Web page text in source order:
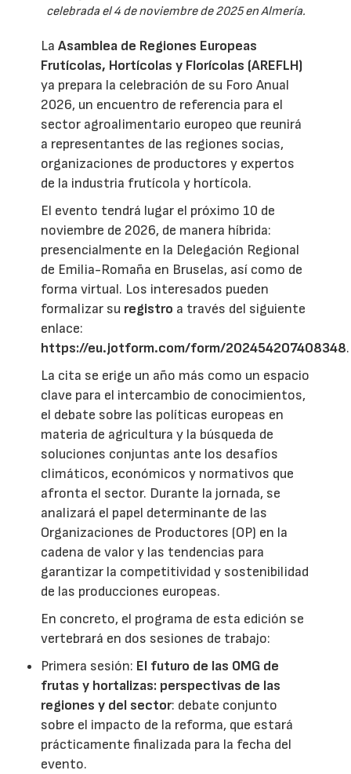
celebrada el 4 de noviembre de 2025 en Almería.
LaAsamblea de Regiones Europeas
Frutícolas, Hortícolas y Florícolas (AREFLH)
ya prepara la celebración de su Foro Anual
2026, un encuentro de referencia para el
sector agroalimentario europeo que reunirá
a representantes de las regiones socias,
organizaciones de productores y expertos
de la industria frutícola y hortícola.
El evento tendrá lugar el próximo 10 de
noviembre de 2026, de manera híbrida:
presencialmente en la Delegación Regional
de Emilia-Romaña en Bruselas, así como de
forma virtual. Los interesados pueden
formalizar su registro a través del siguiente
enlace:
https://eu.jotform.com/form/202454207408348.
La cita se erige un año más como un espacio
clave para el intercambio de conocimientos,
el debate sobre las políticas europeas en
materia de agricultura y la búsqueda de
soluciones conjuntas ante los desafíos
climáticos, económicos y normativos que
afronta el sector. Durante la jornada, se
analizará el papel determinante de las
Organizaciones de Productores (OP) en la
cadena de valor y las tendencias para
garantizar la competitividad y sostenibilidad
de las producciones europeas.
En concreto, el programa de esta edición se
vertebrará en dos sesiones de trabajo:
Primera sesión: El futuro de las OMG de
frutas y hortalizas: perspectivas de las
regiones y del sector: debate conjunto
sobre el impacto de la reforma, que estará
prácticamente finalizada para la fecha del
evento.